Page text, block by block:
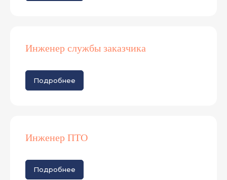
Инженер службы заказчика
Подробнее
Инженер ПТО
Подробнее